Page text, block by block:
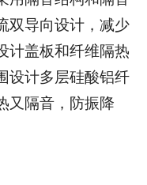
双导向设计，减少
计盖板和纤维隔热
设计多层硅酸铝纤
又隔音，防振降